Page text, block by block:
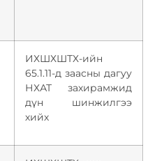
ИХШХШТХ-ийн
65.1.11-д заасны дагуу
НХАТ захирамжид
дүн шинжилгээ
хийх